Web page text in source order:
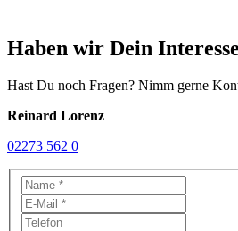
Haben wir Dein
Hast Du noch Fragen? Nimm gerne
Reinard Lorenz
02273 562 0